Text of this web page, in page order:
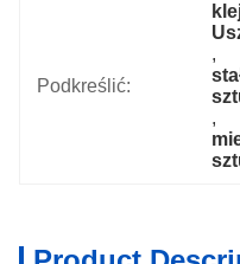
Podkreślić:
,
,